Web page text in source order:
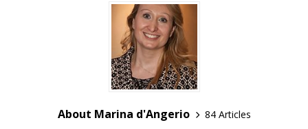
About Marina d'Angerio
84 Articles